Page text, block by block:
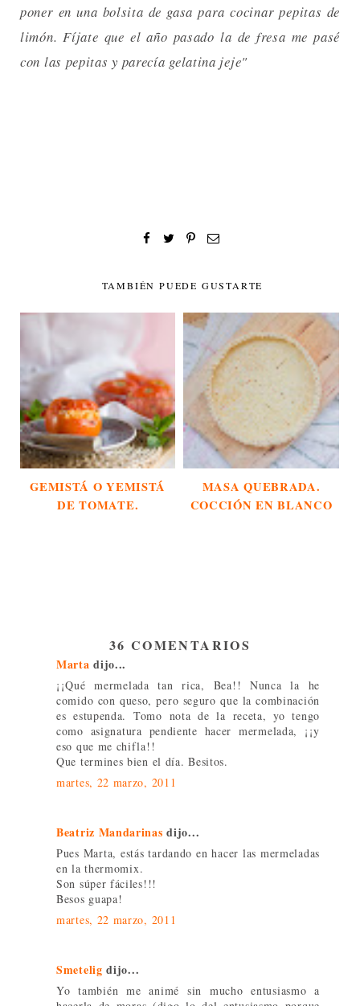
poner en una bolsita de gasa para cocinar pepitas de
limón. Fíjate que el año pasado la de fresa me pasé
con las pepitas y parecía gelatina jeje"
TAMBIÉN PUEDE GUSTARTE
GEMISTÁ O YEMISTÁ
DE TOMATE.
MASA QUEBRADA.
COCCIÓN EN BLANCO
36 COMENTARIOS
Marta dijo...
¡¡Qué mermelada tan rica, Bea!! Nunca la he
comido con queso, pero seguro que la combinación
es estupenda. Tomo nota de la receta, yo tengo
como asignatura pendiente hacer mermelada, ¡¡y
eso que me chifla!!
Que termines bien el día. Besitos.
martes, 22 marzo, 2011
Beatriz Mandarinas dijo...
Pues Marta, estás tardando en hacer las mermeladas
en la thermomix.
Son súper fáciles!!!
Besos guapa!
martes, 22 marzo, 2011
Smetelig dijo...
Yo también me animé sin mucho entusiasmo a